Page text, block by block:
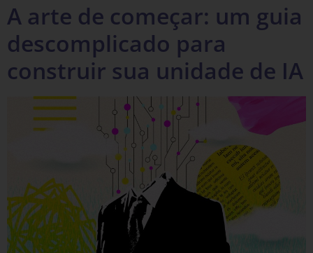
A arte de começar: um guia
descomplicado para
construir sua unidade de IA